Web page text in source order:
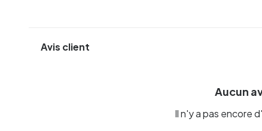
Avis client
Aucun
Il n'y a pas encore